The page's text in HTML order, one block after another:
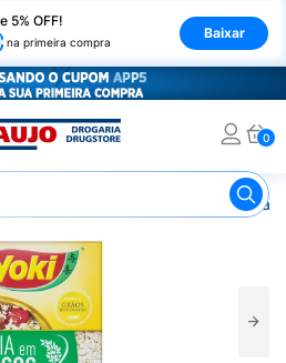
5% OFF!
na primeira compra
Baixar
0
Aveia